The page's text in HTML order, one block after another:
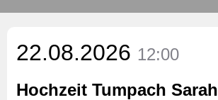
22.08.2026 12:00
Hochzeit Tumpach Sarah